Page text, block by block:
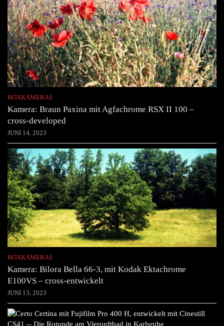
BOXKAMERAS
Kamera: Braun Paxina mit Agfachrome RSX II 100 –
cross-developed
JUNI 14, 2023
BOXKAMERAS
Kamera: Bilora Bella 66-3, mit Kodak Ektachrome
E100VS – cross-entwickelt
JUNI 13, 2023